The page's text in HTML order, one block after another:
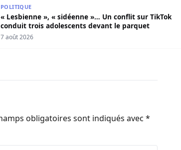
POLITIQUE
« Lesbienne », « sidéenne »… Un conflit sur TikTok
conduit trois adolescents devant le parquet
7 août 2026
obligatoires sont indiqués avec *